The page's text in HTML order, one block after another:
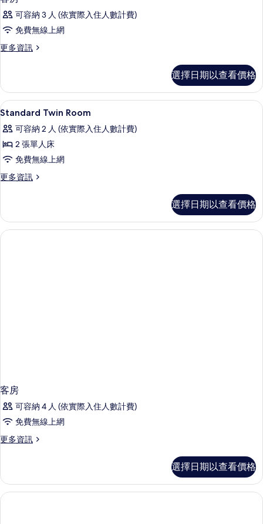
示
客
的
有
相
片
可容納 3 人 (依實際入住人數計費)
免費無線上網
更多資訊
更
的
詳
情
選擇日期以查看價格
顯
示
Standard
Twin
Room
的
相
片
書桌、遮光布/窗簾、熨斗/熨衣板、免
1
Standard Twin Room
可容納 2 人 (依實際入住人數計費)
2 張單人床
免費無線上網
更多資訊
更
Room
的
詳
選擇日期以查看價格
客房
可容納 4 人 (依實際入住人數計費)
免費無線上網
更多資訊
更
的
詳
情
選擇日期以查看價格